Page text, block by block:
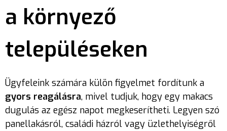
a környező
településeken
Ügyfeleink számára külön figyelmet fordítunk a
gyors reagálásra, mivel tudjuk, hogy egy makacs
dugulás az egész napot megkeserítheti. Legyen szó
panellakásról, családi házról vagy üzlethelyiségről